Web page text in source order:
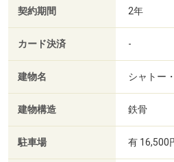
契約期間 2年
カード決済 -
建物名 シャトー
建物構造 鉄骨
駐車場 有 16,500